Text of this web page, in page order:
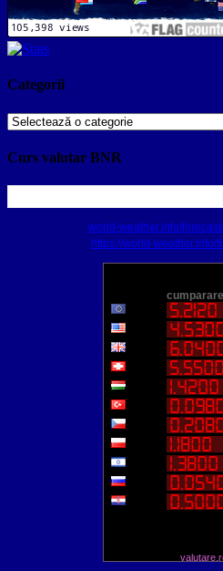
Categorii
Categorii
Curs valutar BNR
world-weather.info/
https://world-weather.info/